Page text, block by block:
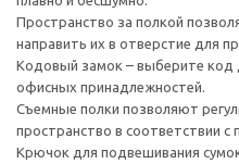
Пространство за полкой
направить их в отверстие для
Кодовый замок – выберите код
офисных принадлежностей.
Съемные полки позволяют
пространство в соответствии с
Крючок для подвешивания